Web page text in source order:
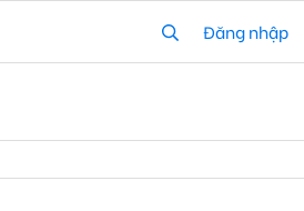
Đăng nhập